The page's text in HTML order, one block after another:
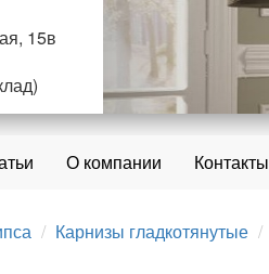
15в
О компании Контакты
Карнизы гладкотянутые